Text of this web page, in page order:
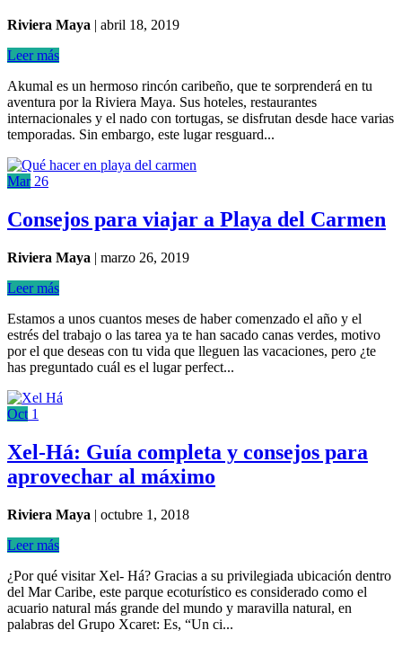
Riviera Maya | abril 18, 2019
Leer más
Akumal es un hermoso rincón caribeño, que te sorprenderá en tu
aventura por la Riviera Maya. Sus hoteles, restaurantes
internacionales y el nado con tortugas, se disfrutan desde hace varias
temporadas. Sin embargo, este lugar resguard...
Mar 26
Consejos para viajar a Playa del Carmen
Riviera Maya | marzo 26, 2019
Leer más
Estamos a unos cuantos meses de haber comenzado el año y el
estrés del trabajo o las tarea ya te han sacado canas verdes, motivo
por el que deseas con tu vida que lleguen las vacaciones, pero ¿te
has preguntado cuál es el lugar perfect...
Oct 1
Xel-Há: Guía completa y consejos para
aprovechar al máximo
Riviera Maya | octubre 1, 2018
Leer más
¿Por qué visitar Xel- Há? Gracias a su privilegiada ubicación dentro
del Mar Caribe, este parque ecoturístico es considerado como el
acuario natural más grande del mundo y maravilla natural, en
palabras del Grupo Xcaret: Es, “Un ci...